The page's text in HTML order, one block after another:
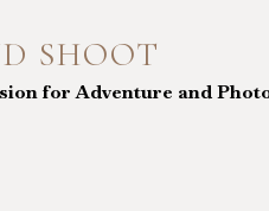
SHOOT
for Adventure and